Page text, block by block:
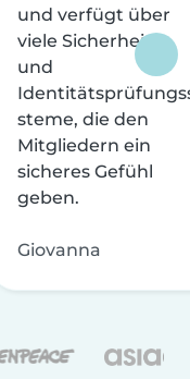
und verfügt über
viele Sicherheits-
und
steme, die den
Mitgliedern ein
sicheres Gefühl
geben.
Giovanna